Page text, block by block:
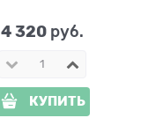
4 320 руб.
КУПИТЬ